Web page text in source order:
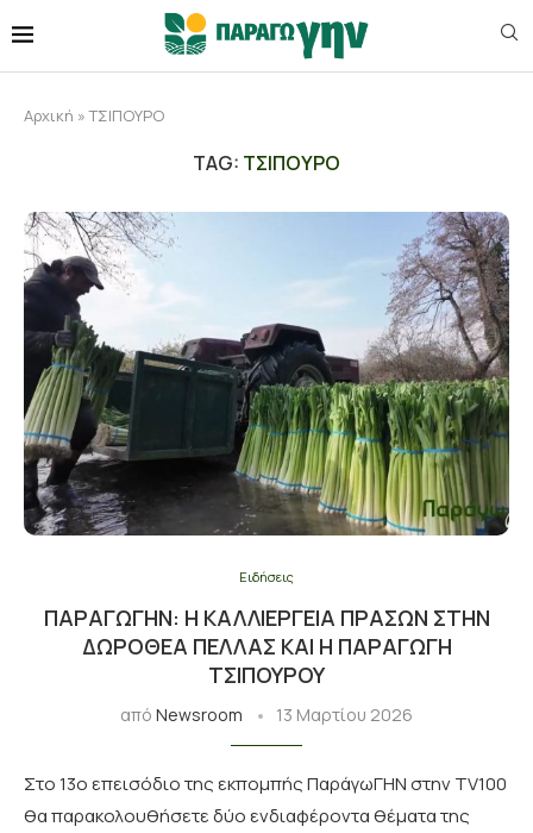
Αρχική »ΤΣΙΠΟΥΡΟ
TAG: ΤΣΙΠΟΥΡΟ
Ειδήσεις
ΠΑΡΑΓΩΓΗΝ: Η ΚΑΛΛΙΈΡΓΕΙΑ ΠΡΆΣΩΝ ΣΤΗΝ
ΔΩΡΟΘΈΑ ΠΈΛΛΑΣ ΚΑΙ Η ΠΑΡΑΓΩΓΉ
ΤΣΊΠΟΥΡΟΥ
από Newsroom 13 Μαρτίου 2026
Στο 13ο επεισόδιο της εκπομπής ΠαράγωΓΗΝ στην TV100
θα παρακολουθήσετε δύο ενδιαφέροντα θέματα της